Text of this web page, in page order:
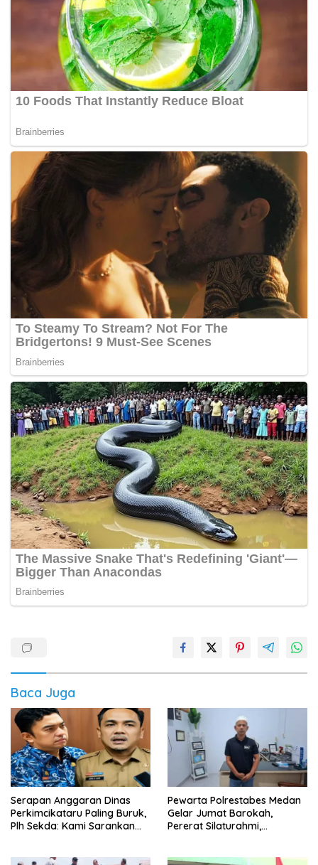
Baca Juga
Serapan Anggaran Dinas
Perkimcikataru Paling Buruk,
Plh Sekda: Kami Sarankan
Pewarta Polrestabes Medan
Gelar Jumat Barokah,
Pererat Silaturahmi,